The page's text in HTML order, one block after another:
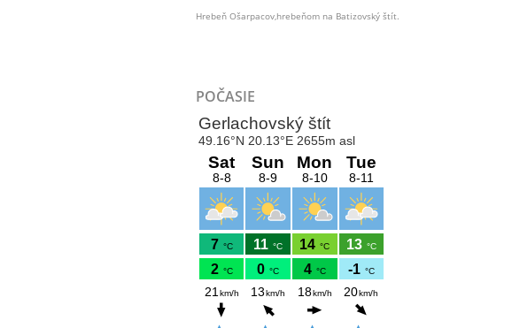
Hrebeň Ošarpacov,hrebeňom na Batizovský štít.
POČASIE